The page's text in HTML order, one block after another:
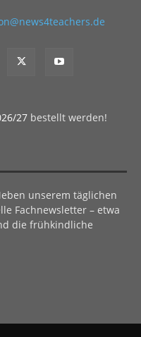
27 bestellt werden!
unserem täglichen
Fachnewsletter – etwa
die frühkindliche